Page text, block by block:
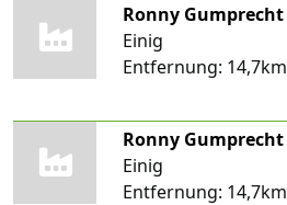
Ronny Gumprecht
Einig
Entfernung: 14,7km
Einig
Entfernung: 14,7km